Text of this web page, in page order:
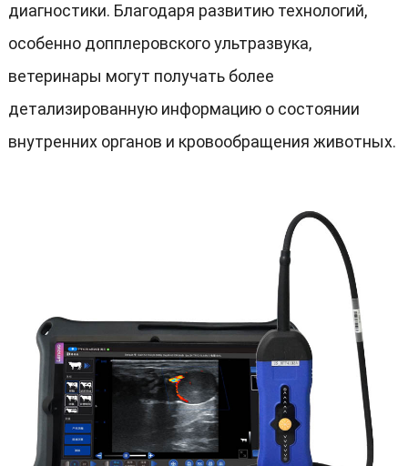
диагностики. Благодаря развитию технологий,
особенно допплеровского ультразвука,
ветеринары могут получать более
детализированную информацию о состоянии
внутренних органов и кровообращения животных.